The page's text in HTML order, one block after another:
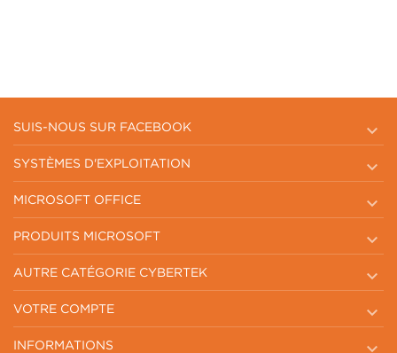
SUIS-NOUS SUR FACEBOOK 
SYSTÈMES D'EXPLOITATION 
MICROSOFT OFFICE 
PRODUITS MICROSOFT 
AUTRE CATÉGORIE CYBERTEK 
VOTRE COMPTE 
INFORMATIONS